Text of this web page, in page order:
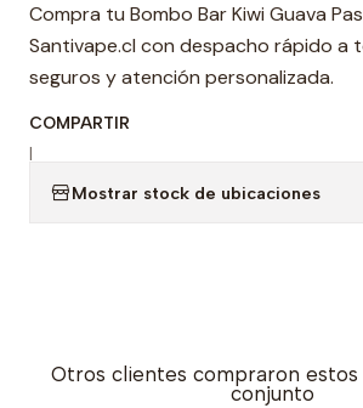
Compra tu Bombo Bar Kiwi Guava
Santivape.cl con despacho rápido a
seguros y atención personalizada.
COMPARTIR
|
Mostrar stock de ubicaciones
Otros clientes compraron
conjunto